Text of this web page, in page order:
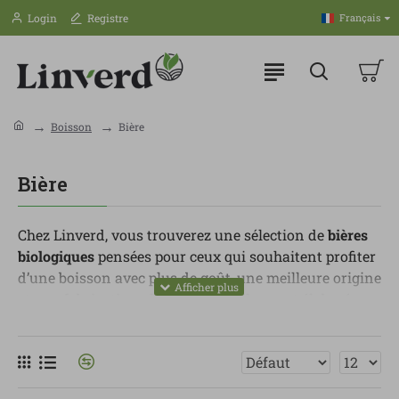
Login Registre Français
Boisson Bière
Bière
Chez Linverd, vous trouverez une sélection debières
biologiquespensées pour ceux qui souhaitent profiter
d’une boisson avec plus de goût, une meilleure origine
et une fabrication plus soignée. Elles sont élaborées
sans pesticides ni substances inutiles.